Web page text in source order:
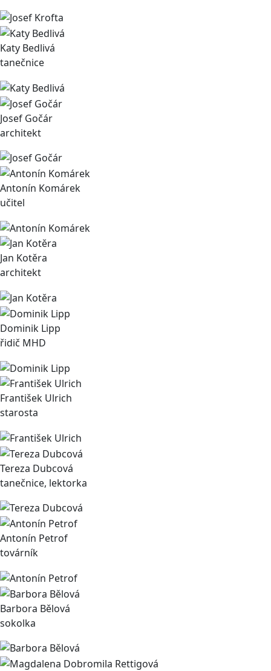
Katy Bedlivá
tanečnice
Josef Gočár
architekt
Antonín Komárek
učitel
Jan Kotěra
architekt
Dominik Lipp
řidič MHD
František Ulrich
starosta
Tereza Dubcová
tanečnice, lektorka
Antonín Petrof
továrník
Barbora Bělová
sokolka